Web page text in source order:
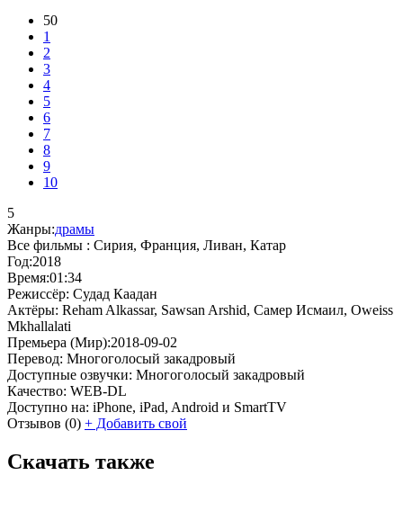
50
1
2
3
4
5
6
7
8
9
10
5
Жанры:драмы
Все фильмы : Сирия, Франция, Ливан, Катар
Год:2018
Время:01:34
Режиссёр: Судад Каадан
Актёры: Reham Alkassar, Sawsan Arshid, Самер Исмаил, Oweiss
Mkhallalati
Премьера (Мир):2018-09-02
Перевод: Многоголосый закадровый
Доступные озвучки: Многоголосый закадровый
Качество: WEB-DL
Доступно на: iPhone, iPad, Android и SmartTV
Отзывов (0) + Добавить свой
Скачать также